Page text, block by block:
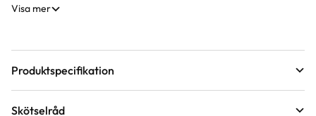
Visa mer
Produktspecifikation
Krukstorlek
Skötselråd